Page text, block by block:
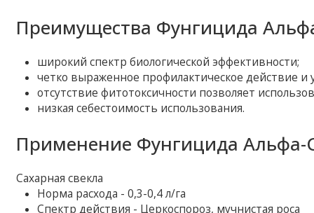
Преимущества Фунгицида
широкий спектр биологической эффективности;
четко выраженное профилактическое действие и
отсутствие фитотоксичности позволяет
низкая себестоимость использования.
Применение Фунгицида Альфа-
Сахарная свекла
Норма расхода - 0,3-0,4 л/га
Спектр действия - Церкоспороз, мучнистая роса